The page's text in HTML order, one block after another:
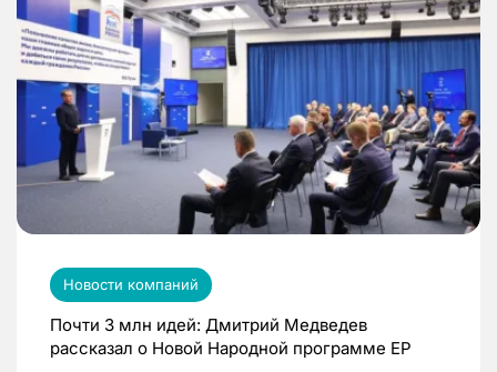
Новости компаний
Почти 3 млн идей: Дмитрий Медведев
рассказал о Новой Народной программе ЕР